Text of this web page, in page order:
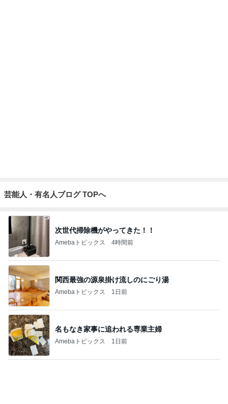
芸能人・有名人ブログ TOPへ
次世代掃除機がやってきた！！
Amebaトピックス 4時間前
関西最強の源泉掛け流しのにごり湯
Amebaトピックス 1日前
名もなき家事に追われる専業主婦
Amebaトピックス 1日前